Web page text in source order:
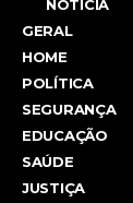
NOTÍCIA
GERAL
HOME
POLÍTICA
SEGURANÇA
EDUCAÇÃO
SAÚDE
JUSTIÇA